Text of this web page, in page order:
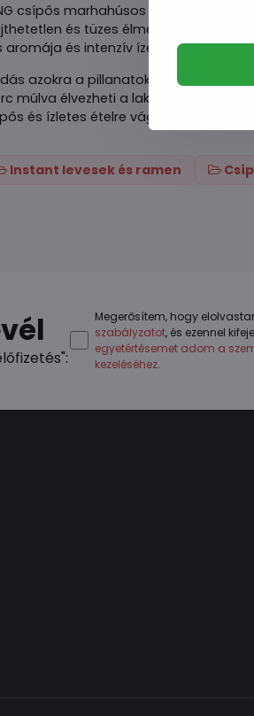
csípős marhahúsos instant
és tüzes élményt nyújtson.
és intenzív íze azonnal a
azokra a pillanatokra, amikor
múlva élvezheti a laktató
és ízletes ételre vágyik felesleges
Instant levesek és ramen
Megerősítem, hogy
szabályzatot, és ezennel
egyetértésemet adom a
kezeléséhez.